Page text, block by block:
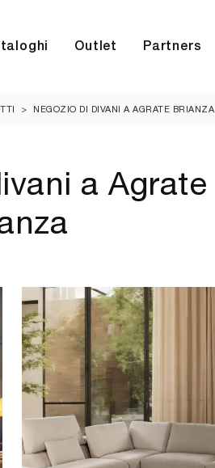
Outlet Partners
> NEGOZIO DI DIVANI A AGRATE BRIANZA
a Agrate